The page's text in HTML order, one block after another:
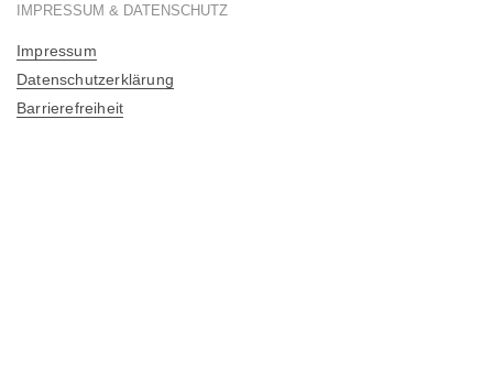
IMPRESSUM & DATENSCHUTZ
Impressum
Datenschutzerklärung
Barrierefreiheit